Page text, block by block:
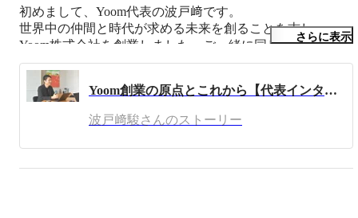
初めまして、Yoom代表の波戸﨑です。
世界中の仲間と時代が求める未来を創ることを志し、
Yoom株式会社を創業しました。ご一緒に同じビジョンを
目指して頂ける方とお会いできるのを楽しみにしていま
す！
年目から基幹事業である求人事業部の事業責任者に就任。
さらに表示
Yoom創業の原点とこれから【代表インタビュー】
波戸﨑駿さんのストーリー